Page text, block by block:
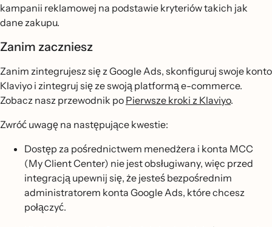
kampanii reklamowej na podstawie kryteriów takich jak
dane zakupu.
Zanim zaczniesz
Zanim zintegrujesz się z Google Ads, skonfiguruj swoje konto
Klaviyo i zintegruj się ze swoją platformą e-commerce.
Zobacz nasz przewodnik po Pierwsze kroki z Klaviyo.
Zwróć uwagę na następujące kwestie:
Dostęp za pośrednictwem menedżera i konta MCC
(My Client Center) nie jest obsługiwany, więc przed
integracją upewnij się, że jesteś bezpośrednim
administratorem konta Google Ads, które chcesz
połączyć.